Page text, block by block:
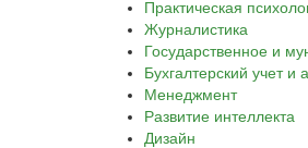
Практическая
Журналистика
Государственное и
Бухгалтерский учет и
Менеджмент
Развитие интеллекта
Дизайн